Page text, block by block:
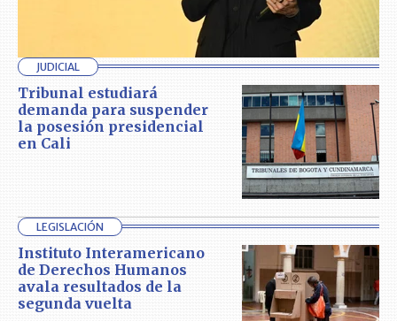
JUDICIAL
Tribunal estudiará
demanda para suspender
la posesión presidencial
en Cali
LEGISLACIÓN
Instituto Interamericano
de Derechos Humanos
avala resultados de la
segunda vuelta